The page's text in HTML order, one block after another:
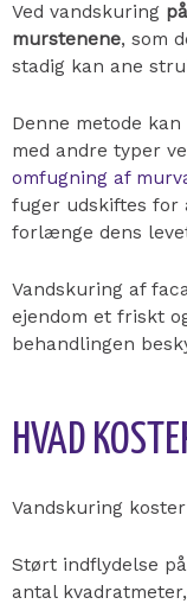
Ved vandskuring
murstenene, som
stadig kan ane
Denne metode
med andre typer
omfugning af
fuger udskiftes for
forlænge dens
Vandskuring af
ejendom et friskt
behandlingen
HVAD
Vandskuring koster
Størt indflydelse
antal